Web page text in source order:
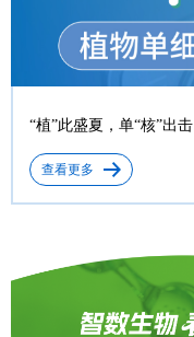
“植”此盛夏，单“核”出击
查看更多